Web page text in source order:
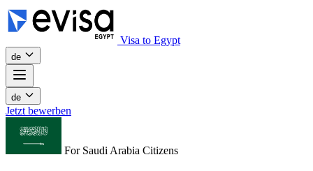
Visa to Egypt
de
de
Jetzt bewerben
For Saudi Arabia Citizens